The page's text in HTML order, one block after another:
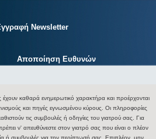
Newsletter
Αποποίηση Ευθυνών
έχουν καθαρά ενημερωτικό χαρακτήρα και προέρχονται
και πηγές εγνωσμένου κύρους. Οι πληροφορίες
τις συμβουλές ή οδηγίες του γιατρού σας. Για
ν' απευθύνεστε στον γιατρό σας που είναι ο πλέον